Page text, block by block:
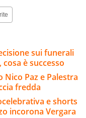
sui funerali
è successo
Paz e Palestra
fredda
e shorts
incorona Vergara